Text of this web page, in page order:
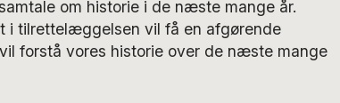
om historie i de næste mange år.
i tilrettelæggelsen vil få en afgørende
forstå vores historie over de næste mange